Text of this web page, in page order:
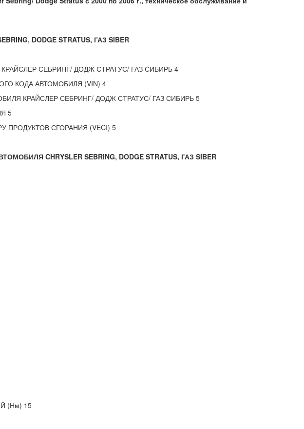
DODGE STRATUS, ГАЗ SIBER
СЕБРИНГ/ ДОДЖ СТРАТУС/ ГАЗ СИБИРЬ 4
КОДА АВТОМОБИЛЯ (VIN) 4
КРАЙСЛЕР СЕБРИНГ/ ДОДЖ СТРАТУС/ ГАЗ СИБИРЬ 5
5
СГОРАНИЯ (VECI) 5
CHRYSLER SEBRING, DODGE STRATUS, ГАЗ SIBER
(Нм) 15